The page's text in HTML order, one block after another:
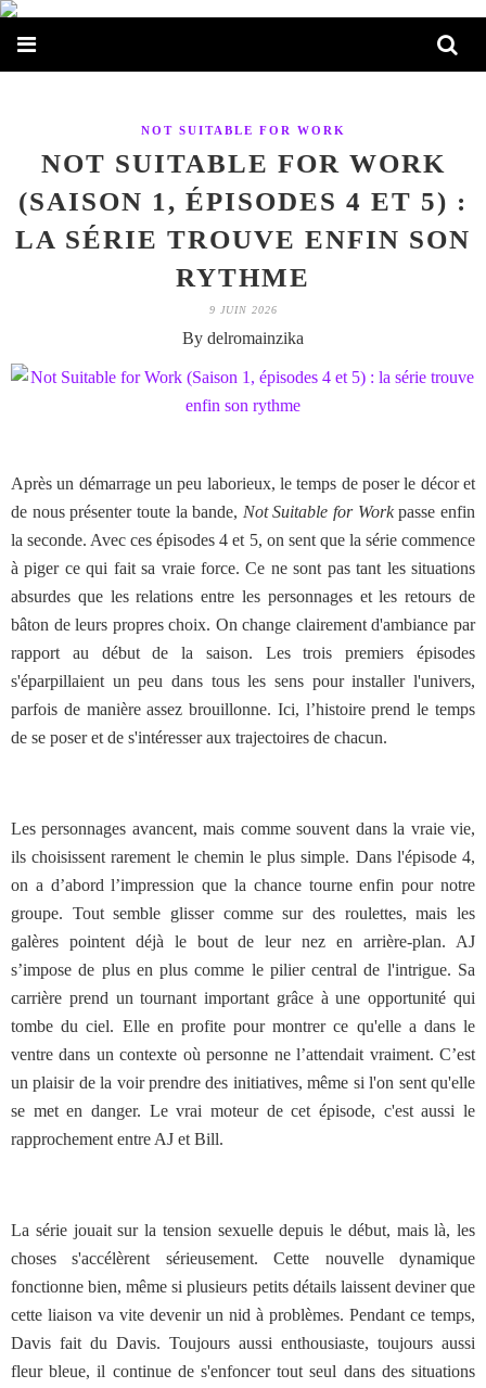
NOT SUITABLE FOR WORK
NOT SUITABLE FOR WORK
(SAISON 1, ÉPISODES 4 ET 5) :
LA SÉRIE TROUVE ENFIN SON
RYTHME
9 JUIN 2026
By delromainzika
Après un démarrage un peu laborieux, le temps de poser le décor et
de nous présenter toute la bande, Not Suitable for Workpasse enfin
la seconde. Avec ces épisodes 4 et 5, on sent que la série commence
à piger ce qui fait sa vraie force. Ce ne sont pas tant les situations
absurdes que les relations entre les personnages et les retours de
bâton de leurs propres choix. On change clairement d'ambiance par
rapport au début de la saison. Les trois premiers épisodes
s'éparpillaient un peu dans tous les sens pour installer l'univers,
parfois de manière assez brouillonne. Ici, l’histoire prend le temps
de se poser et de s'intéresser aux trajectoires de chacun.
Les personnages avancent, mais comme souvent dans la vraie vie,
ils choisissent rarement le chemin le plus simple. Dans l'épisode 4,
on a d’abord l’impression que la chance tourne enfin pour notre
groupe. Tout semble glisser comme sur des roulettes, mais les
galères pointent déjà le bout de leur nez en arrière-plan. AJ
s’impose de plus en plus comme le pilier central de l'intrigue. Sa
carrière prend un tournant important grâce à une opportunité qui
tombe du ciel. Elle en profite pour montrer ce qu'elle a dans le
ventre dans un contexte où personne ne l’attendait vraiment. C’est
un plaisir de la voir prendre des initiatives, même si l'on sent qu'elle
se met en danger. Le vrai moteur de cet épisode, c'est aussi le
rapprochement entre AJ et Bill.
La série jouait sur la tension sexuelle depuis le début, mais là, les
choses s'accélèrent sérieusement. Cette nouvelle dynamique
fonctionne bien, même si plusieurs petits détails laissent deviner que
cette liaison va vite devenir un nid à problèmes. Pendant ce temps,
Davis fait du Davis. Toujours aussi enthousiaste, toujours aussi
fleur bleue, il continue de s'enfoncer tout seul dans des situations